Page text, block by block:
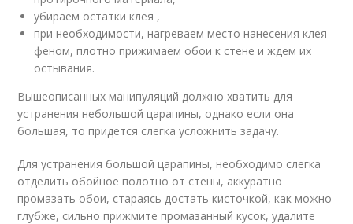
убираем остатки клея ,
при необходимости, нагреваем место нанесения клея
феном, плотно прижимаем обои к стене и ждем их
остывания.
Вышеописанных манипуляций должно хватить для
устранения небольшой царапины, однако если она
большая, то придется слегка усложнить задачу.
Для устранения большой царапины, необходимо слегка
отделить обойное полотно от стены, аккуратно
промазать обои, стараясь достать кисточкой, как можно
глубже, сильно прижмите промазанный кусок, удалите